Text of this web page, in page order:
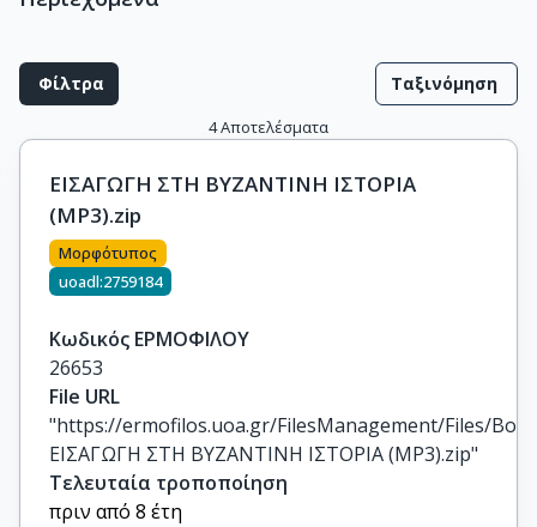
Φίλτρα Ταξινόμηση
4Αποτελέσματα
ΕΙΣΑΓΩΓΗ ΣΤΗ ΒΥΖΑΝΤΙΝΗ ΙΣΤΟΡΙΑ
(MP3).zip
Μορφότυπος
uoadl:2759184
Κωδικός ΕΡΜΟΦΙΛΟΥ
26653
File URL
"https://ermofilos.uoa.gr/FilesManagement/Files/
ΕΙΣΑΓΩΓΗ ΣΤΗ ΒΥΖΑΝΤΙΝΗ ΙΣΤΟΡΙΑ (MP3).zip"
Τελευταία τροποποίηση
πριν από 8 έτη